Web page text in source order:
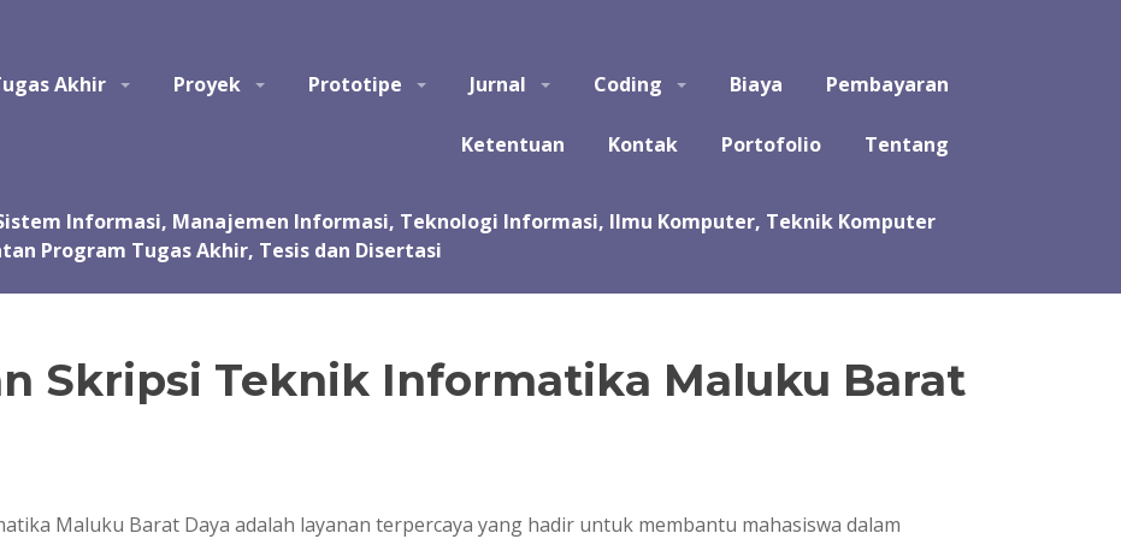
kursus, les privat dalam pembuatan tugas akhir dan skripsi. Jasa koding program untuk tugas kuliah, kerja praktek, tugas
Akhir Proyek Prototipe Jurnal Coding Biaya Pembayaran
Ketentuan Kontak Portofolio Tentang
Skripsi Teknik Informatika Maluku Barat
Maluku Barat Daya adalah layanan terpercaya yang hadir untuk membantu mahasiswa dalam